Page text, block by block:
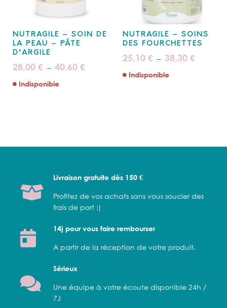
NUTRAGILE – SOIN DE
LA PEAU – PÂTE
D’ARGILE
28,00 € – 40,60 €Plage
de
Indisponible
NUTRAGILE – SOINS
DES FOURCHETTES
25,10 € – 38,30 €Plage
de
Indisponible
Livraison gratuite dès 150 €
Profitez de vos achats sans vous soucier des
frais de port :)
14j pour vous faire rembourser
A partir de la réception de votre produit.
Sérieux
Une équipe à votre écoute disponible 24h /
7J